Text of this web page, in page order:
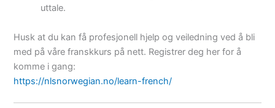
uttale.
Husk at du kan få profesjonell hjelp og veiledning ved å bli
med på våre franskkurs på nett. Registrer deg her for å
komme i gang:
https://nlsnorwegian.no/learn-french/